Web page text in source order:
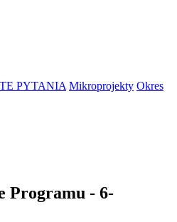
PYTANIA Mikroprojekty Okres
Programu - 6-